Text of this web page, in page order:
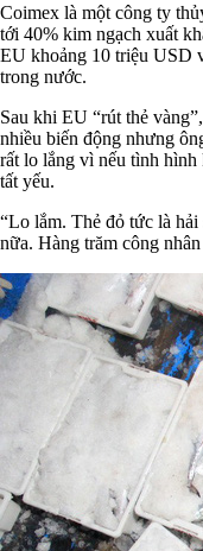
Coimex là một công ty
tới 40% kim ngạch xuất
EU khoảng 10 triệu USD
trong nước.
Sau khi EU “rút thẻ
nhiều biến động nhưng
rất lo lắng vì nếu tình hình
tất yếu.
“Lo lắm. Thẻ đỏ tức là
nữa. Hàng trăm công